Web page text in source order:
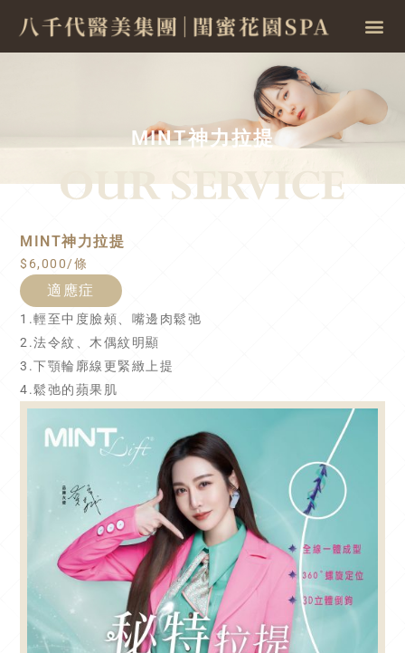
MINT神力拉提
MINT神力拉提
$6,000/條
適應症
1.輕至中度臉頰、嘴邊肉鬆弛
2.法令紋、木偶紋明顯
3.下顎輪廓線更緊緻上提
4.鬆弛的蘋果肌